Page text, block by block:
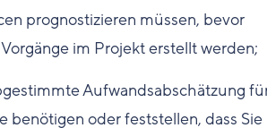
prognostizieren müssen, bevor
im Projekt erstellt werden;
Aufwandsabschätzung
benötigen oder feststellen, dass Sie